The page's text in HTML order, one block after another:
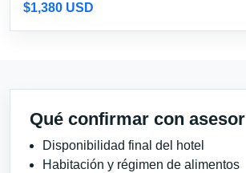
$1,380 USD
Qué confirmar con asesor
Disponibilidad final del hotel
Habitación y régimen de alimentos